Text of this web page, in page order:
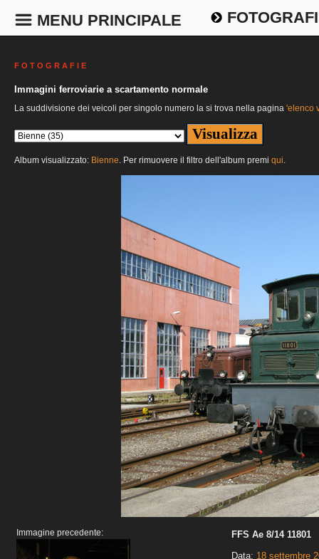
MENU PRINCIPALE
F O T O G R A F I E
Immagini ferroviarie a scartamento normale
La suddivisione dei veicoli per singolo numero la si trova nella pagina 'elenco
Album visualizzato: Bienne. Per rimuovere il filtro dell'album premi qui.
Immagine precedente:
FFS Ae 8/14 11801
Data: 18 settembre